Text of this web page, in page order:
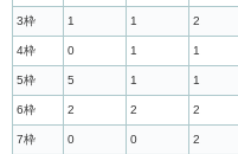
3枠 1 1 2
4枠 0 1 1
5枠 5 1 1
6枠 2 2 2
7枠 0 0 2